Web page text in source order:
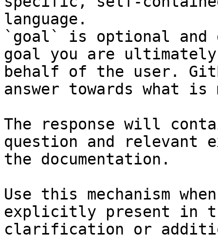
language.
`goal` is optional and
goal you are
behalf of the user.
answer towards what
The response will
question and relevant
the documentation.
Use this mechanism
explicitly present in
clarification or